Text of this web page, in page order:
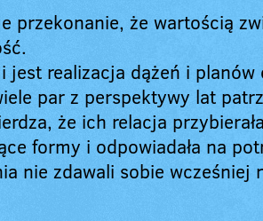
przekonanie, że wartością
jest realizacja dążeń i planów
par z perspektywy lat
że ich relacja
formy i odpowiadała na
nie zdawali sobie wcześniej